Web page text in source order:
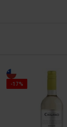
-17%